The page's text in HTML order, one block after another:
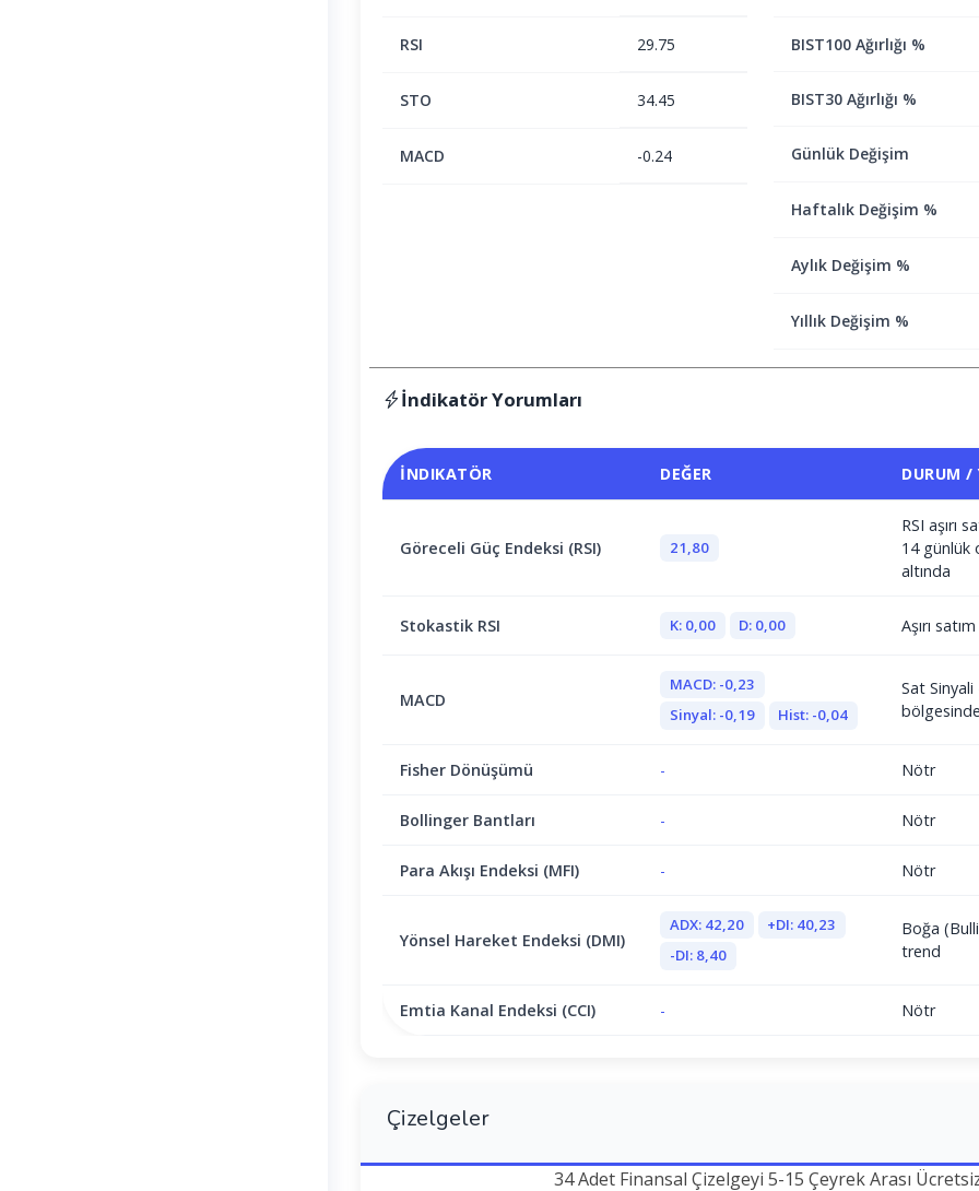
RSI 29.75
STO 34.45
MACD -0.24
BIST100 Ağırlığı %
BIST30 Ağırlığı %
Günlük Değişim
Haftalık Değişim %
Aylık Değişim %
Yıllık Değişim %
İndikatör Yorumları
İNDIKATÖR DEĞER DURUM /
Göreceli Güç Endeksi (RSI) 21,80
RSI aşırı
14 günlük
altında
Stokastik RSI K: 0,00 D: 0,00 Aşırı
MACD
MACD: -0,23
Sinyal: -0,19
Hist: -0,04
Sat
bölgesinde
Fisher Dönüşümü - Nötr
Bollinger Bantları - Nötr
Para Akışı Endeksi (MFI) - Nötr
Yönsel Hareket Endeksi (DMI)
ADX: 42,20
+DI: 40,23
-DI: 8,40
Boğa
trend
Emtia Kanal Endeksi (CCI) - Nötr
Çizelgeler
34 Adet Finansal Çizelgeyi 5-15 Çeyrek Arası